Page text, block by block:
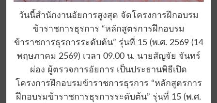
วันนี้สำนักงานอัยการสูงสุด จัดโครงการฝึกอบรม
ข้าราชการธุรการ “หลักสูตรการฝึกอบรม
ข้าราชการธุรการระดับต้น” รุ่นที่ 15 (พ.ศ. 2569 (14
พฤษภาคม 2569) เวลา 09.00 น. นายสัญจัย จันทร์
ผ่อง ผู้ตรวจการอัยการ เป็นประธานพิธีเปิด
โครงการฝึกอบรมข้าราชการธุรการ “หลักสูตรการ
ฝึกอบรมข้าราชการธุรการระดับต้น” รุ่นที่ 15 (พ.ศ.